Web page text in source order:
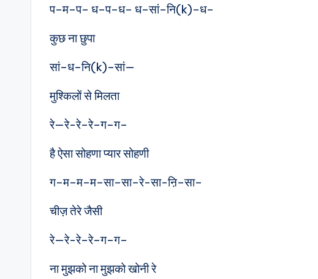
प–म–प– ध–प–ध– ध–सां–नि(k)–ध–
कुछ ना छुपा
सां–ध–नि(k)–सां—
मुश्किलों से मिलता
रे—रे-रे–रे–ग–ग–
है ऐसा सोहणा प्यार सोहणी
ग–म–म–म–सा–सा–रे-सा-ऩि–सा–
चीज़ तेरे जैसी
रे—रे-रे–रे–ग–ग–
ना मुझको ना मुझको खोनी रे